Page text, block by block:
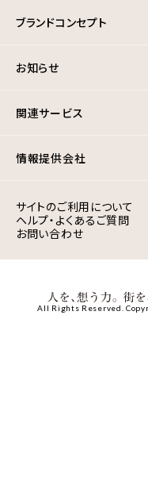
ブランドコンセプト
お知らせ
関連サービス
情報提供会社
サイトのご利用について
ヘルプ・よくあるご質問
お問い合わせ
All Rights Reserved.